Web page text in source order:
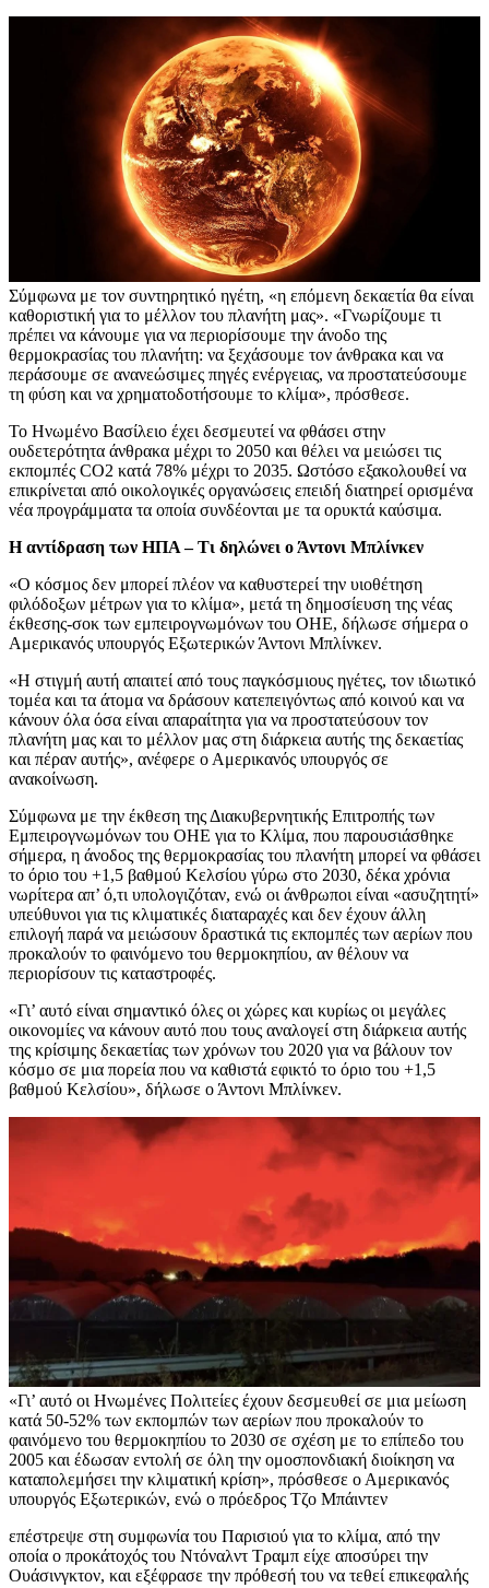
Σύμφωνα με τον συντηρητικό ηγέτη, «η επόμενη δεκαετία θα είναι
καθοριστική για το μέλλον του πλανήτη μας». «Γνωρίζουμε τι
πρέπει να κάνουμε για να περιορίσουμε την άνοδο της
θερμοκρασίας του πλανήτη: να ξεχάσουμε τον άνθρακα και να
περάσουμε σε ανανεώσιμες πηγές ενέργειας, να προστατεύσουμε
τη φύση και να χρηματοδοτήσουμε το κλίμα», πρόσθεσε.
Το Ηνωμένο Βασίλειο έχει δεσμευτεί να φθάσει στην
ουδετερότητα άνθρακα μέχρι το 2050 και θέλει να μειώσει τις
εκπομπές CO2 κατά 78% μέχρι το 2035. Ωστόσο εξακολουθεί να
επικρίνεται από οικολογικές οργανώσεις επειδή διατηρεί ορισμένα
νέα προγράμματα τα οποία συνδέονται με τα ορυκτά καύσιμα.
Η αντίδραση των ΗΠΑ – Τι δηλώνει ο Άντονι Μπλίνκεν
«Ο κόσμος δεν μπορεί πλέον να καθυστερεί την υιοθέτηση
φιλόδοξων μέτρων για το κλίμα», μετά τη δημοσίευση της νέας
έκθεσης-σοκ των εμπειρογνωμόνων του ΟΗΕ, δήλωσε σήμερα ο
Αμερικανός υπουργός Εξωτερικών Άντονι Μπλίνκεν.
«Η στιγμή αυτή απαιτεί από τους παγκόσμιους ηγέτες, τον ιδιωτικό
τομέα και τα άτομα να δράσουν κατεπειγόντως από κοινού και να
κάνουν όλα όσα είναι απαραίτητα για να προστατεύσουν τον
πλανήτη μας και το μέλλον μας στη διάρκεια αυτής της δεκαετίας
και πέραν αυτής», ανέφερε ο Αμερικανός υπουργός σε
ανακοίνωση.
Σύμφωνα με την έκθεση της Διακυβερνητικής Επιτροπής των
Εμπειρογνωμόνων του ΟΗΕ για το Κλίμα, που παρουσιάσθηκε
σήμερα, η άνοδος της θερμοκρασίας του πλανήτη μπορεί να φθάσει
το όριο του +1,5 βαθμού Κελσίου γύρω στο 2030, δέκα χρόνια
νωρίτερα απ’ ό,τι υπολογιζόταν, ενώ οι άνθρωποι είναι «ασυζητητί»
υπεύθυνοι για τις κλιματικές διαταραχές και δεν έχουν άλλη
επιλογή παρά να μειώσουν δραστικά τις εκπομπές των αερίων που
προκαλούν το φαινόμενο του θερμοκηπίου, αν θέλουν να
περιορίσουν τις καταστροφές.
«Γι’ αυτό είναι σημαντικό όλες οι χώρες και κυρίως οι μεγάλες
οικονομίες να κάνουν αυτό που τους αναλογεί στη διάρκεια αυτής
της κρίσιμης δεκαετίας των χρόνων του 2020 για να βάλουν τον
κόσμο σε μια πορεία που να καθιστά εφικτό το όριο του +1,5
βαθμού Κελσίου», δήλωσε ο Άντονι Μπλίνκεν.
«Γι’ αυτό οι Ηνωμένες Πολιτείες έχουν δεσμευθεί σε μια μείωση
κατά 50-52% των εκπομπών των αερίων που προκαλούν το
φαινόμενο του θερμοκηπίου το 2030 σε σχέση με το επίπεδο του
2005 και έδωσαν εντολή σε όλη την ομοσπονδιακή διοίκηση να
καταπολεμήσει την κλιματική κρίση», πρόσθεσε ο Αμερικανός
υπουργός Εξωτερικών, ενώ ο πρόεδρος Τζο Μπάιντεν
επέστρεψε στη συμφωνία του Παρισιού για το κλίμα, από την
οποία ο προκάτοχός του Ντόναλντ Τραμπ είχε αποσύρει την
Ουάσινγκτον, και εξέφρασε την πρόθεσή του να τεθεί επικεφαλής